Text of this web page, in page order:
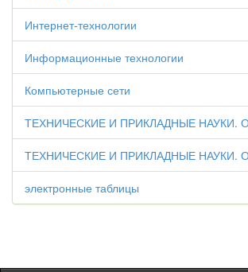
Интернет-технологии
Информационные технологии
Компьютерные сети
ТЕХНИЧЕСКИЕ И ПРИКЛАДНЫЕ НАУКИ.
ТЕХНИЧЕСКИЕ И ПРИКЛАДНЫЕ НАУКИ.
электронные таблицы